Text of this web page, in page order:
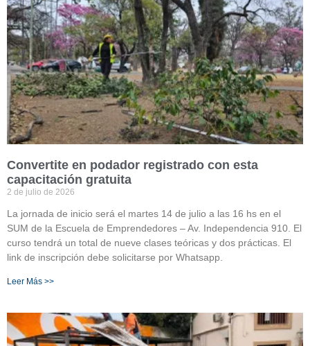
Convertite en podador registrado con esta
capacitación gratuita
2 de julio de 2026
La jornada de inicio será el martes 14 de julio a las 16 hs en el
SUM de la Escuela de Emprendedores – Av. Independencia 910. El
curso tendrá un total de nueve clases teóricas y dos prácticas. El
link de inscripción debe solicitarse por Whatsapp.
Leer Más >>